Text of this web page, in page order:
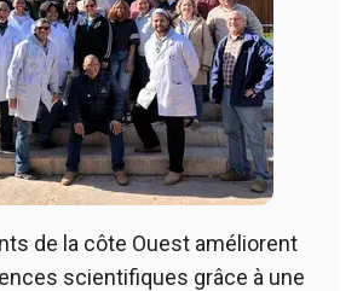
de la côte Ouest améliorent
scientifiques grâce à une